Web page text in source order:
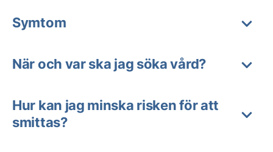
Symtom
När och var ska jag söka vård?
Hur kan jag minska risken för att
smittas?